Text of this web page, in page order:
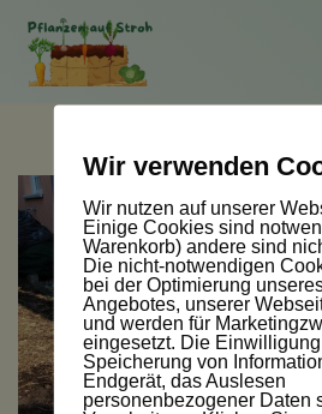
Zum
Wir verwenden
Wir nutzen auf unserer
Einige Cookies sind
Warenkorb) andere sind
Die nicht-notwendigen
bei der Optimierung
Angebotes, unserer
und werden für
eingesetzt. Die
Speicherung von
Endgerät, das Auslesen
personenbezogener Daten